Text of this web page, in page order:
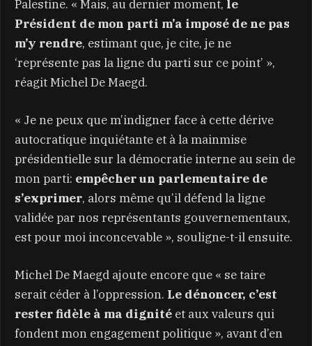
Palestine. « Mais, au dernier moment, le
Président de mon parti m’a imposé de ne pas
m’y rendre, estimant que, je cite, je ne
‘représente pas la ligne du parti sur ce point’ »,
réagit Michel De Maegd.
« Je ne peux que m’indigner face à cette dérive
autocratique inquiétante et à la mainmise
présidentielle sur la démocratie interne au sein de
mon parti: empêcher un parlementaire de
s’exprimer, alors même qu’il défend la ligne
validée par nos représentants gouvernementaux,
est pour moi inconcevable », souligne-t-il ensuite.
Michel De Maegd ajoute encore que « se taire
serait céder à l’oppression. Le dénoncer, c’est
rester fidèle à ma dignité et aux valeurs qui
fondent mon engagement politique », avant d’en